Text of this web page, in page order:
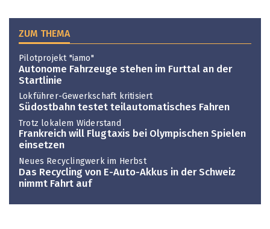
ZUM THEMA
Pilotprojekt "iamo"
Autonome Fahrzeuge stehen im Furttal an der
Startlinie
Lokführer-Gewerkschaft kritisiert
Südostbahn testet teilautomatisches Fahren
Trotz lokalem Widerstand
Frankreich will Flugtaxis bei Olympischen Spielen
einsetzen
Neues Recyclingwerk im Herbst
Das Recycling von E-Auto-Akkus in der Schweiz
nimmt Fahrt auf